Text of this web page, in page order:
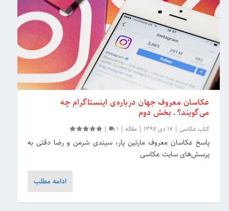
عکاسان معروف جهان درباره‌ی اینستاگرام چه
می‌گویند؟ ـ بخش دوم
کتاب عکاسی |17 دی 1397 |مقاله |
1
|
پاسخ عکاسان معروف مارتین پار، سیندی شرمن و رضا دقتی به
پرسش‌های سایت عکاسی
ادامه مطلب